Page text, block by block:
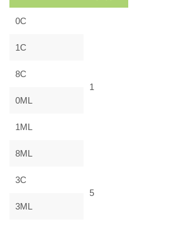
0C
1
1C
8C
0ML
1ML
8ML
3C
5
3ML